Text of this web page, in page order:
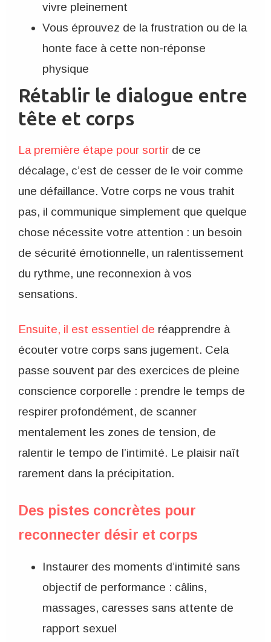
vivre pleinement
Vous éprouvez de la frustration ou de la
honte face à cette non-réponse
physique
Rétablir le dialogue entre
tête et corps
La première étape pour sortir de ce
décalage, c’est de cesser de le voir comme
une défaillance. Votre corps ne vous trahit
pas, il communique simplement que quelque
chose nécessite votre attention : un besoin
de sécurité émotionnelle, un ralentissement
du rythme, une reconnexion à vos
sensations.
Ensuite, il est essentiel de réapprendre à
écouter votre corps sans jugement. Cela
passe souvent par des exercices de pleine
conscience corporelle : prendre le temps de
respirer profondément, de scanner
mentalement les zones de tension, de
ralentir le tempo de l’intimité. Le plaisir naît
rarement dans la précipitation.
Des pistes concrètes pour
reconnecter désir et corps
Instaurer des moments d’intimité sans
objectif de performance : câlins,
massages, caresses sans attente de
rapport sexuel